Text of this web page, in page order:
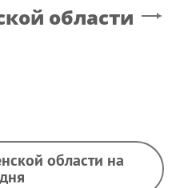
области
области на